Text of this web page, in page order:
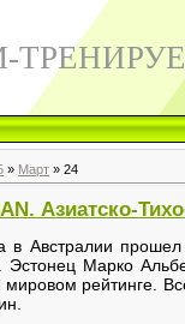
» Март » 24
Азиатско-
Австралии прошел
Эстонец Марко
рейтинге.